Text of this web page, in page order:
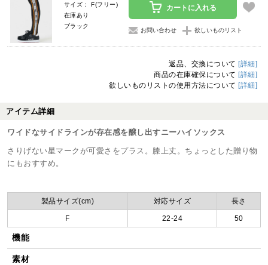
サイズ： F(フリー)
在庫あり
ブラック
カートに入れる
お問い合わせ 欲しいものリスト
返品、交換について [詳細]
商品の在庫確保について [詳細]
欲しいものリストの使用方法について [詳細]
アイテム詳細
ワイドなサイドラインが存在感を醸し出すニーハイソックス
さりげない星マークが可愛さをプラス。膝上丈。ちょっとした贈り物
にもおすすめ。
製品サイズ(cm) 対応サイズ 長さ
F 22-24 50
機能
素材